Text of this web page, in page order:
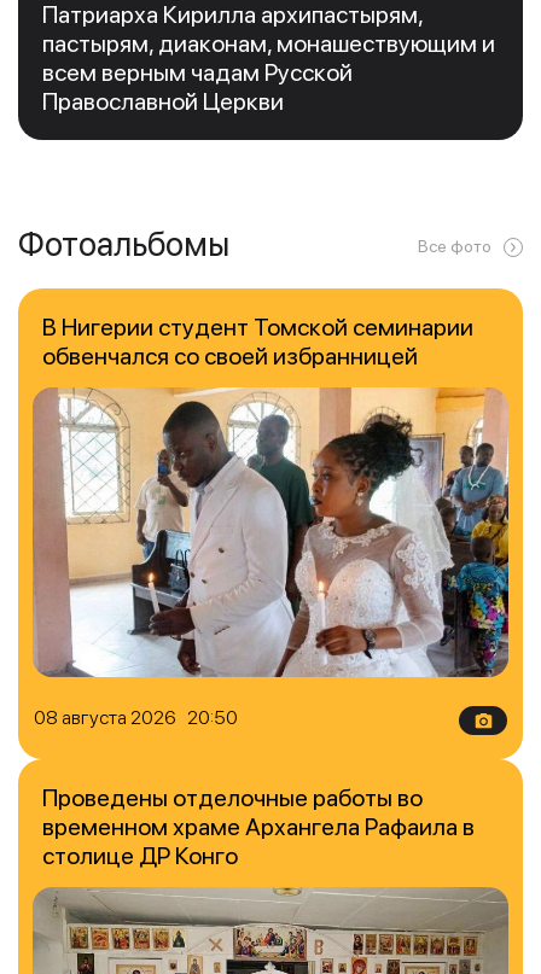
Патриарха Кирилла архипастырям,
пастырям, диаконам, монашествующим и
всем верным чадам Русской
Православной Церкви
Фотоальбомы Все фото
08 августа 2026 20:50
В Нигерии студент Томской семинарии
обвенчался со своей избранницей
Проведены отделочные работы во
временном храме Архангела Рафаила в
столице ДР Конго